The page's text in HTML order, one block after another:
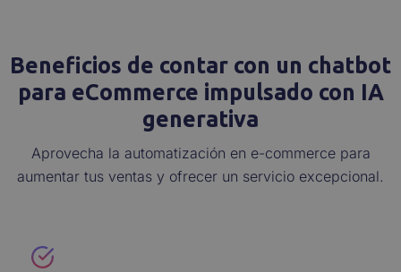
Beneficios de contar con un chatbot
para eCommerce impulsado con IA
generativa
Aprovecha la automatización en e-commerce para
aumentar tus ventas y ofrecer un servicio excepcional.